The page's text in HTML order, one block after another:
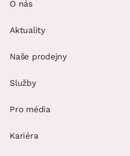
O nás
Aktuality
Naše prodejny
Služby
Pro média
Kariéra